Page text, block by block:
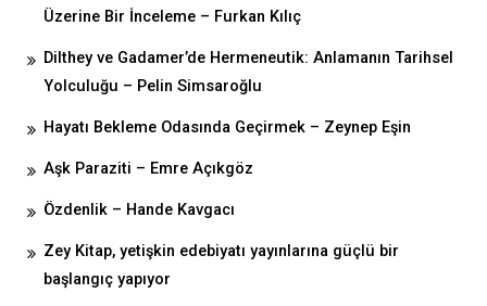
Üzerine Bir İnceleme – Furkan Kılıç
Dilthey ve Gadamer’de Hermeneutik: Anlamanın Tarihsel
Yolculuğu – Pelin Simsaroğlu
Hayatı Bekleme Odasında Geçirmek – Zeynep Eşin
Aşk Paraziti – Emre Açıkgöz
Özdenlik – Hande Kavgacı
Zey Kitap, yetişkin edebiyatı yayınlarına güçlü bir
başlangıç yapıyor